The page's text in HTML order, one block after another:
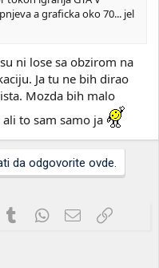
a graficka oko 70... jel
ni lose sa obzirom na
Ja tu ne bih dirao
Mozda bih malo
to sam samo ja
da odgovorite ovde.
TumblrWhatsApp
Imejl Link